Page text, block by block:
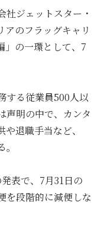
社ジェットスター・
アのフラッグキャリ
」の一環として、7
する従業員500人以
声明の中で、カンタ
退職手当など、
表で、7月31日の
を段階的に減便しな